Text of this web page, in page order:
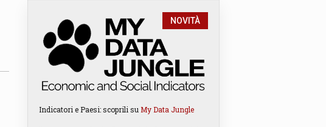
NOVITÀ
Indicatori e Paesi: scoprili su My Data Jungle